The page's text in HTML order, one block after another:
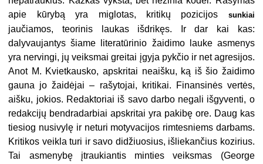
apie kūrybą yra mig­lotas, kritikų pozicijos sunkiai
jaučiamos, teorinis laukas išdrikęs. Ir dar kai kas:
dalyvaujantys šiame literatūrinio žaidimo lauke asmenys
yra nervingi, jų veiks­mai greitai įgyja pykčio ir net agresijos.
Anot M. Kvietkausko, apskritai neaišku, ką iš šio žaidimo
gauna jo žaidėjai – rašytojai, kritikai. Finansinės vertės,
aišku, jokios. Redaktoriai iš savo darbo negali išgyventi, o
redakcijų bendradarbiai apskritai yra pakibę ore. Daug kas
tiesiog nusivylę ir neturi motyvacijos rimtes­niems darbams.
Kritikos veikla turi ir savo didžiuosius, išliekančius kozirius.
Tai asmenybę įtraukiantis minties veiksmas (George